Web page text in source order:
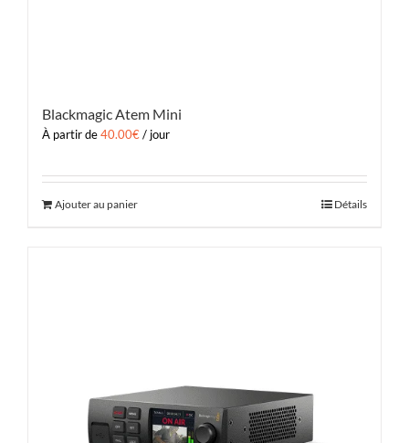
Blackmagic Atem Mini
À partir de40.00€/ jour
Ajouter au panier Détails